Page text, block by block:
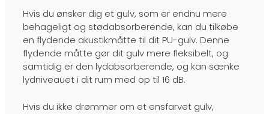
Hvis du ønsker dig et gulv, som er endnu mere
behageligt og stødabsorberende, kan du tilkøbe
en flydende akustikmåtte til dit PU-gulv. Denne
flydende måtte gør dit gulv mere fleksibelt, og
samtidig er den lydabsorberende, og kan sænke
lydniveauet i dit rum med op til 16 dB.​
Hvis du ikke drømmer om et ensfarvet gulv,